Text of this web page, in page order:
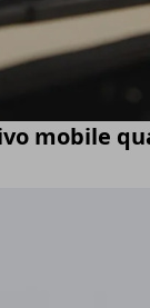
mobile